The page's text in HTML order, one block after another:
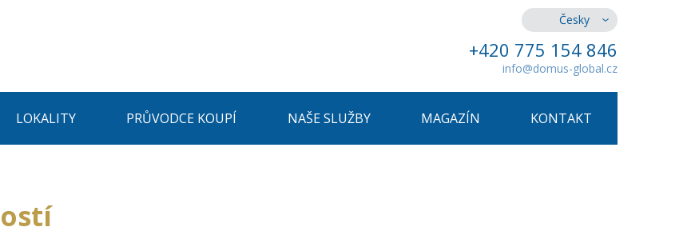
Česky
+420 775 154 846
info@domus-global.cz
LOKALITY PRŮVODCE KOUPÍ NAŠE SLUŽBY MAGAZÍN KONTAKT